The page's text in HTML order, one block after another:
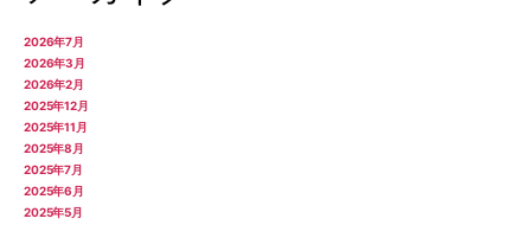
2026年7月
2026年3月
2026年2月
2025年12月
2025年11月
2025年8月
2025年7月
2025年6月
2025年5月